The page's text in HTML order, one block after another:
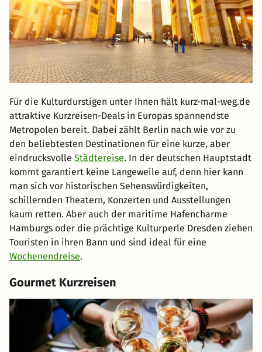
Für die Kulturdurstigen unter Ihnen hält kurz-mal-weg.de
attraktive Kurzreisen-Deals in Europas spannendste
Metropolen bereit. Dabei zählt Berlin nach wie vor zu
den beliebtesten Destinationen für eine kurze, aber
eindrucksvolle Städtereise. In der deutschen Hauptstadt
kommt garantiert keine Langeweile auf, denn hier kann
man sich vor historischen Sehenswürdigkeiten,
schillernden Theatern, Konzerten und Ausstellungen
kaum retten. Aber auch der maritime Hafencharme
Hamburgs oder die prächtige Kulturperle Dresden ziehen
Touristen in ihren Bann und sind ideal für eine
Wochenendreise.
Gourmet Kurzreisen